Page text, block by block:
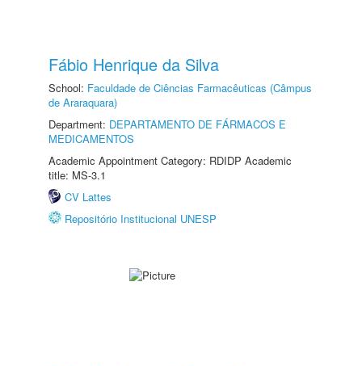
Fábio Henrique da Silva
School: Faculdade de Ciências Farmacêuticas (Câmpus
de Araraquara)
Department: DEPARTAMENTO DE FÁRMACOS E
MEDICAMENTOS
Academic Appointment Category: RDIDP Academic
title: MS-3.1
CV Lattes
Repositório Institucional UNESP